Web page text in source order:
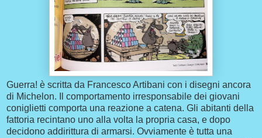
Guerra! è scritta da Francesco Artibani con i disegni ancora
di Michelon. Il comportamento irresponsabile dei giovani
coniglietti comporta una reazione a catena. Gli abitanti della
fattoria recintano uno alla volta la propria casa, e dopo
decidono addirittura di armarsi. Ovviamente è tutta una